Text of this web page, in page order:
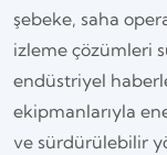
şebeke, saha
izleme çözümleri
endüstriyel
ekipmanlarıyla
ve sürdürülebilir